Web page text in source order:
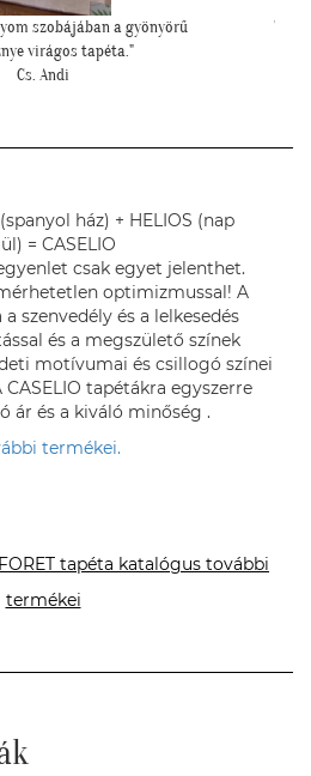
és segítőkészség,
órán belüli szállítással!"
U. Leila
ház) + HELIOS (nap
= CASELIO
csak egyet jelenthet.
optimizmussal! A
szenvedély és a lelkesedés
és a megszülető színek
motívumai és csillogó színei
tapétákra egyszerre
ár és a kiváló minőség .
termékei.
tapéta katalógus további
termékei